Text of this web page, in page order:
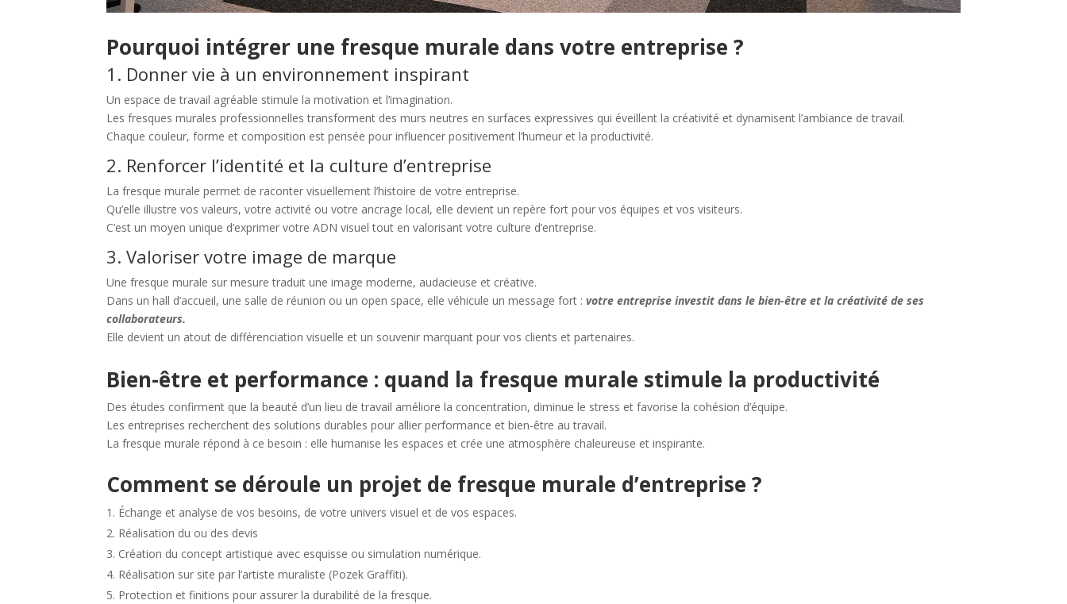
Pourquoi intégrer une fresque murale dans votre entreprise ?
1. Donner vie à un environnement inspirant
Un espace de travail agréable stimule la motivation et l’imagination.
Les fresques murales professionnelles transforment des murs neutres en surfaces expressives qui éveillent la créativité et dynamisent l’ambiance de travail.
Chaque couleur, forme et composition est pensée pour influencer positivement l’humeur et la productivité.
2. Renforcer l’identité et la culture d’entreprise
La fresque murale permet de raconter visuellement l’histoire de votre entreprise.
Qu’elle illustre vos valeurs, votre activité ou votre ancrage local, elle devient un repère fort pour vos équipes et vos visiteurs.
C’est un moyen unique d’exprimer votre ADN visuel tout en valorisant votre culture d’entreprise.
3. Valoriser votre image de marque
Une fresque murale sur mesure traduit une image moderne, audacieuse et créative.
Dans un hall d’accueil, une salle de réunion ou un open space, elle véhicule un message fort :votre entreprise investit dans le bien-être et la créativité de ses
collaborateurs.
Elle devient un atout de différenciation visuelle et un souvenir marquant pour vos clients et partenaires.
Bien-être et performance : quand la fresque murale stimule la productivité
Des études confirment que la beauté d’un lieu de travail améliore la concentration, diminue le stress et favorise la cohésion d’équipe.
Les entreprises recherchent des solutions durables pour allier performance et bien-être au travail.
La fresque murale répond à ce besoin : elle humanise les espaces et crée une atmosphère chaleureuse et inspirante.
Comment se déroule un projet de fresque murale d’entreprise ?
Échange et analyse de vos besoins, de votre univers visuel et de vos espaces.
Réalisation du ou des devis
Création du concept artistique avec esquisse ou simulation numérique.
Réalisation sur site par l’artiste muraliste (Pozek Graffiti).
Protection et finitions pour assurer la durabilité de la fresque.